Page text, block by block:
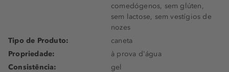
comedógenos, sem glúten,
sem lactose, sem vestígios de
nozes
Tipo de Produto:
caneta
Propriedade:
à prova d'água
Consistência:
gel